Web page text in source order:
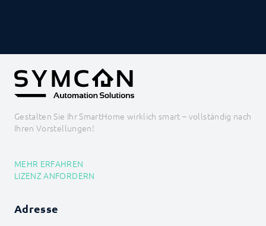
Gestalten Sie Ihr SmartHome wirklich smart – vollständig nach
Ihren Vorstellungen!
MEHR ERFAHREN
LIZENZ ANFORDERN
Adresse